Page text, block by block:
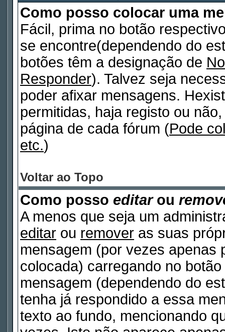
Como posso colocar uma
Fácil, prima no botão
se encontre(dependendo do
botões têm a designação de
Responder). Talvez seja
poder afixar mensagens.
permitidas, haja registo ou
página de cada fórum (Pode
etc.)
Voltar ao Topo
Como posso editarou
A menos que seja um
editar ou remover as suas
mensagem (por vezes apenas
colocada) carregando no botão
mensagem (dependendo do
tenha já respondido a essa
texto ao fundo, mencionando